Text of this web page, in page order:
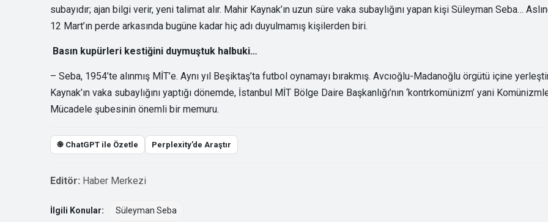
subayıdır; ajan bilgi verir, yeni talimat alır. Mahir Kaynak’ın uzun süre vaka subaylığını yapan kişi Süleyman Seba…
12 Mart’ın perde arkasında bugüne kadar hiç adı duyulmamış kişilerden biri.
Basın kupürleri kestiğini duymuştuk halbuki…
– Seba, 1954’te alınmış MİT’e. Aynı yıl Beşiktaş’ta futbol oynamayı bırakmış. Avcıoğlu-Madanoğlu örgütü içine
Kaynak’ın vaka subaylığını yaptığı dönemde, İstanbul MİT Bölge Daire Başkanlığı’nın ‘kontrkomünizm’ yani
Mücadele şubesinin önemli bir memuru.
֎ ChatGPT ile Özetle Perplexity’de Araştır
Editör: Haber Merkezi
İlgili Konular: Süleyman Seba